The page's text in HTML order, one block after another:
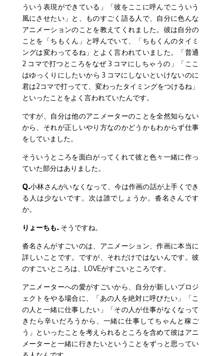
ういう表現ができている」「彼をここに呼んでこういう
風にさせたい」と、ものすごく語る人で、自分に色んな
アニメーションのことを教えてくれました。彼は自分の
ことを「ちもくん」と呼んでいて、「ちもくんのタイミ
ングは変わってるね」とよく言われていました。「普通
2 コマで打つところをなぜ 3 コマにしちゃうの」「ここ
はゆっくりにしたいから 3 コマにしないといけないのに
君は2コマで打ってて、変わったタイミングをつけるね」
といったことをよく言われていたんです。
ですが、自分は他のアニメーターのことを全然知らない
から、それが正しいやり方なのかどうかもわからず仕事
をしていました。
そういうところを面白がってくれて彼と色々一緒に作っ
ていた部分はありました。
Q.小林さんがいなくなって、今は作画の話が上手くでき
る人は少ないです。次は誰でしょうか。沓名さんです
か。
りょーちも. そうですね。
沓名さんがすごいのは、アニメーション、作画に本当に
詳しいことです。ですが、それだけではないんです。彼
のすごいところは、LOVEがすごいところです。
アニメーターへの愛がすごいから、自分が新しいプロジ
ェクトをやる場合に、「あの人を絶対に呼びたい」「こ
の人と一緒に仕事したい」「その人が仕事がなくなって
きたら辛いだろうから、一緒に仕事してちゃんと稼ご
う」といったことを考えられるところを含めて彼はアニ
メーターと一緒に行きたいということをずっと思ってい